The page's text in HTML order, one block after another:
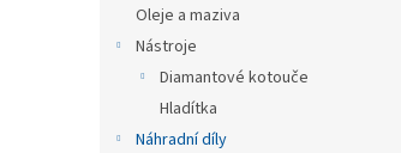
Oleje a maziva
Nástroje
Diamantové kotouče
Hladítka
Náhradní díly